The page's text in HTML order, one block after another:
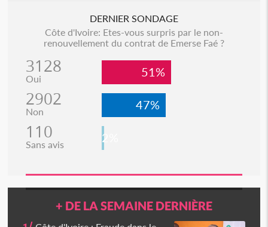
DERNIER SONDAGE
Côte d'Ivoire: Etes-vous surpris par le non-
renouvellement du contrat de Emerse Faé ?
3128
Oui 51%
2902
Non 47%
110
Sans avis 2%
+ DE LA SEMAINE DERNIÈRE